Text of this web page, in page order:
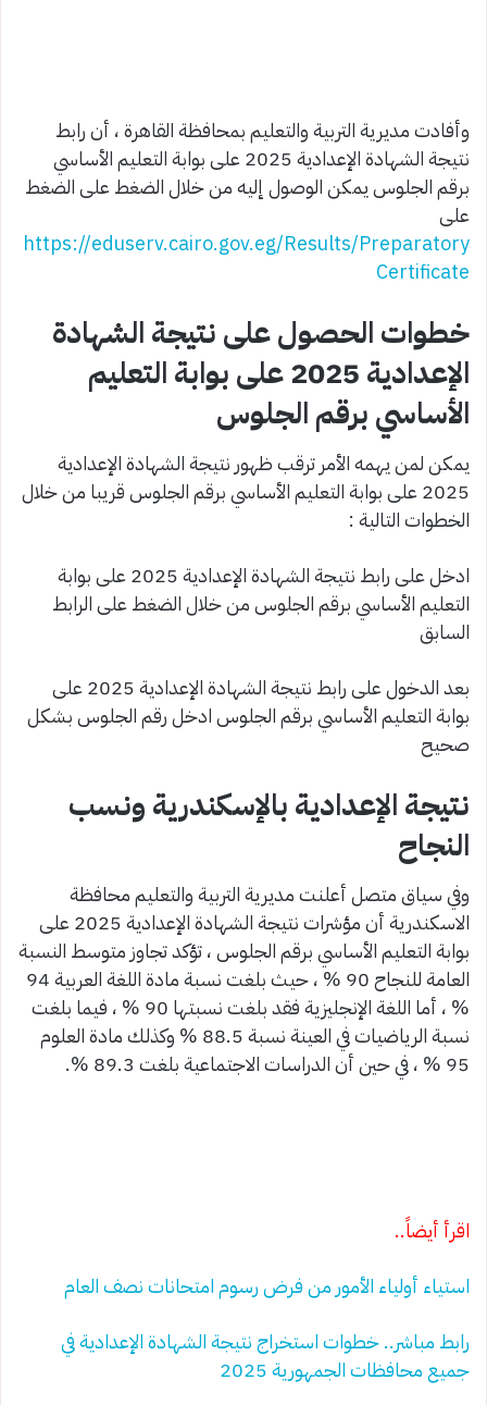
وأفادت مديرية التربية والتعليم بمحافظة القاهرة ، أن رابط
نتيجة الشهادة الإعدادية 2025 على بوابة التعليم الأساسي
برقم الجلوس يمكن الوصول إليه من خلال الضغط على الضغط
على
https://eduserv.cairo.gov.eg/Results/Preparatory
Certificate
خطوات الحصول على نتيجة الشهادة
الإعدادية 2025 على بوابة التعليم
الأساسي برقم الجلوس
يمكن لمن يهمه الأمر ترقب ظهور نتيجة الشهادة الإعدادية
2025 على بوابة التعليم الأساسي برقم الجلوس قريبا من خلال
الخطوات التالية :
ادخل على رابط نتيجة الشهادة الإعدادية 2025 على بوابة
التعليم الأساسي برقم الجلوس من خلال الضغط على الرابط
السابق
بعد الدخول على رابط نتيجة الشهادة الإعدادية 2025 على
بوابة التعليم الأساسي برقم الجلوس ادخل رقم الجلوس بشكل
صحيح
نتيجة الإعدادية بالإسكندرية ونسب
النجاح
وفي سياق متصل أعلنت مديرية التربية والتعليم محافظة
الاسكندرية أن مؤشرات نتيجة الشهادة الإعدادية 2025 على
بوابة التعليم الأساسي برقم الجلوس ، تؤكد تجاوز متوسط النسبة
العامة للنجاح 90 % ، حيث بلغت نسبة مادة اللغة العربية 94
% ، أما اللغة الإنجليزية فقد بلغت نسبتها 90 % ، فيما بلغت
نسبة الرياضيات في العينة نسبة 88.5 % وكذلك مادة العلوم
95 % ، في حين أن الدراسات الاجتماعية بلغت 89.3 %.
اقرأ أيضاً..
استياء أولياء الأمور من فرض رسوم امتحانات نصف العام
رابط مباشر.. خطوات استخراج نتيجة الشهادة الإعدادية في
جميع محافظات الجمهورية 2025